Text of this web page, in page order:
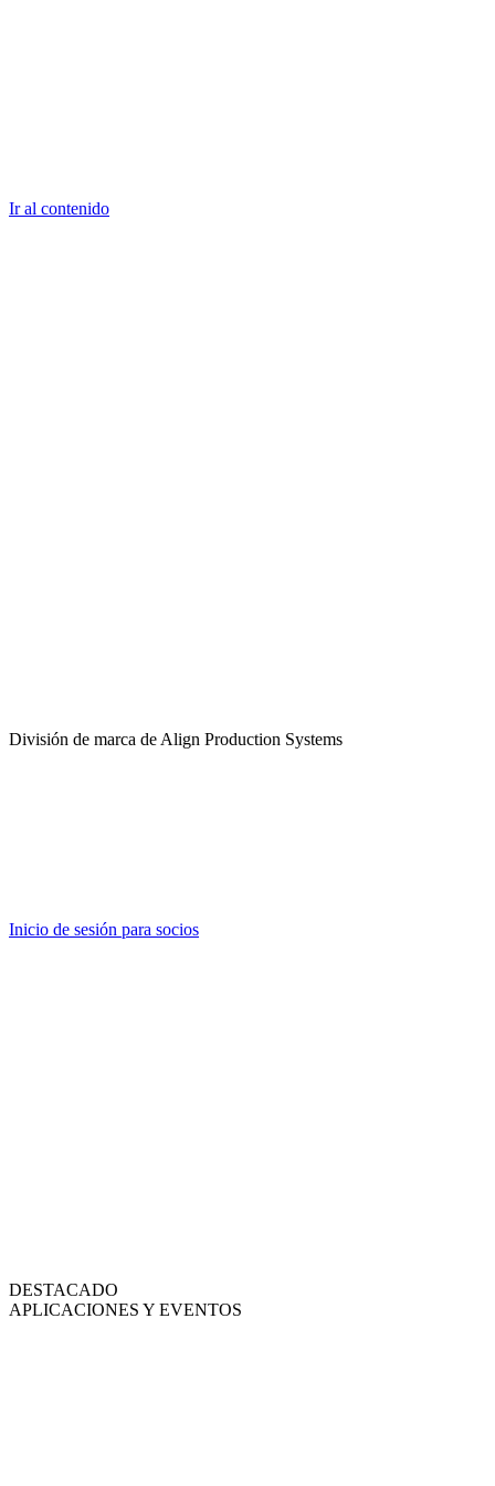
Ir al contenido
División de marca de Align Production Systems
Inicio de sesión para socios
DESTACADO
APLICACIONES Y EVENTOS